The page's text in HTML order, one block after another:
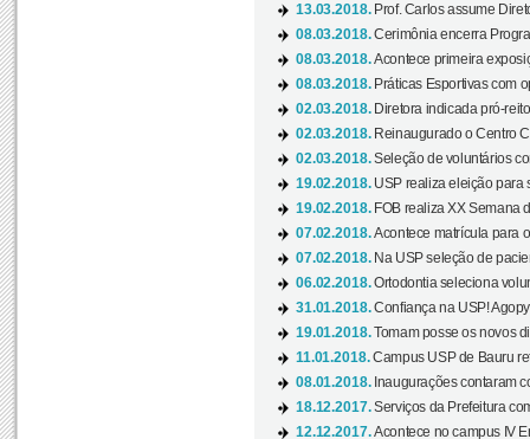
13.03.2018. Prof. Carlos assume
08.03.2018.Cerimônia encerra
08.03.2018.Acontece primeira
08.03.2018. Práticas Esportivas com
02.03.2018. Diretora indicada pró-
02.03.2018. Reinaugurado o Centro
02.03.2018.Seleção de voluntários
19.02.2018. USP realiza eleição para
19.02.2018. FOB realiza XX Semana
07.02.2018.Acontece matrícula para
07.02.2018. Na USP seleção de
06.02.2018.Ortodontia seleciona
31.01.2018.Confiança na USP!
19.01.2018.Tomam posse os novos
11.01.2018.Campus USP de Bauru
08.01.2018. Inaugurações contaram
18.12.2017.Serviços da Prefeitura
12.12.2017.Acontece no campus IV